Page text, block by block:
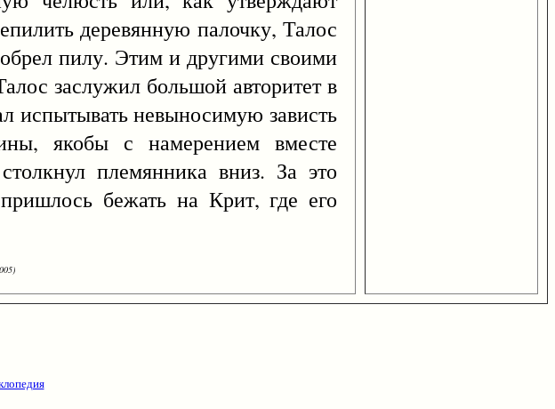
деревянную палочку, Талос
пилу. Этим и другими своими
заслужил большой авторитет в
испытывать невыносимую зависть
якобы с намерением вместе
племянника вниз. За это
бежать на Крит, где его